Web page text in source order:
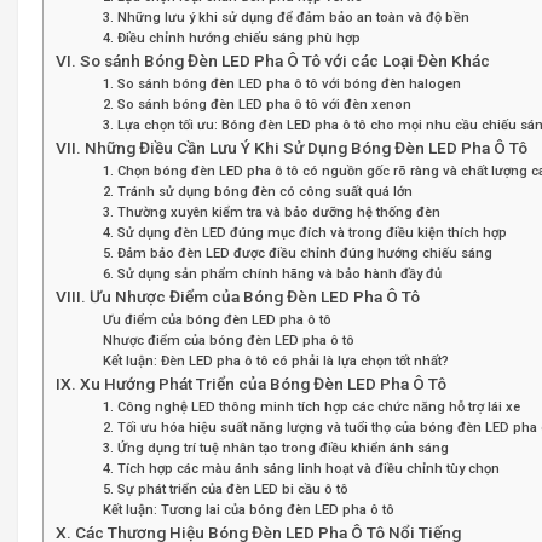
3. Những lưu ý khi sử dụng để đảm bảo an toàn và độ bền
4. Điều chỉnh hướng chiếu sáng phù hợp
VI. So sánh Bóng Đèn LED Pha Ô Tô với các Loại Đèn Khác
1. So sánh bóng đèn LED pha ô tô với bóng đèn halogen
2. So sánh bóng đèn LED pha ô tô với đèn xenon
3. Lựa chọn tối ưu: Bóng đèn LED pha ô tô cho mọi nhu cầu chiếu
VII. Những Điều Cần Lưu Ý Khi Sử Dụng Bóng Đèn LED Pha Ô Tô
1. Chọn bóng đèn LED pha ô tô có nguồn gốc rõ ràng và chất lượng
2. Tránh sử dụng bóng đèn có công suất quá lớn
3. Thường xuyên kiểm tra và bảo dưỡng hệ thống đèn
4. Sử dụng đèn LED đúng mục đích và trong điều kiện thích hợp
5. Đảm bảo đèn LED được điều chỉnh đúng hướng chiếu sáng
6. Sử dụng sản phẩm chính hãng và bảo hành đầy đủ
VIII. Ưu Nhược Điểm của Bóng Đèn LED Pha Ô Tô
Ưu điểm của bóng đèn LED pha ô tô
Nhược điểm của bóng đèn LED pha ô tô
Kết luận: Đèn LED pha ô tô có phải là lựa chọn tốt nhất?
IX. Xu Hướng Phát Triển của Bóng Đèn LED Pha Ô Tô
1. Công nghệ LED thông minh tích hợp các chức năng hỗ trợ lái xe
2. Tối ưu hóa hiệu suất năng lượng và tuổi thọ của bóng đèn LED pha
3. Ứng dụng trí tuệ nhân tạo trong điều khiển ánh sáng
4. Tích hợp các màu ánh sáng linh hoạt và điều chỉnh tùy chọn
5. Sự phát triển của đèn LED bi cầu ô tô
Kết luận: Tương lai của bóng đèn LED pha ô tô
X. Các Thương Hiệu Bóng Đèn LED Pha Ô Tô Nổi Tiếng